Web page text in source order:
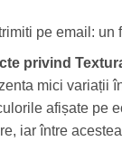
pe email:
privind
mici variații
afișate pe
iar între